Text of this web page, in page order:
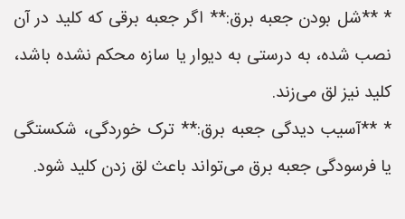
* **شل بودن جعبه برق:** اگر جعبه برقی که کلید در آن
نصب شده، به درستی به دیوار یا سازه محکم نشده باشد،
کلید نیز لق می‌زند.
* **آسیب دیدگی جعبه برق:** ترک خوردگی، شکستگی
یا فرسودگی جعبه برق می‌تواند باعث لق زدن کلید شود.